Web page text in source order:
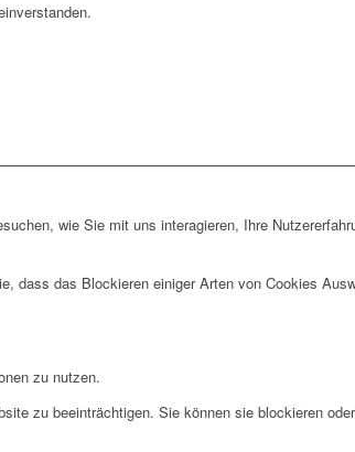
wie Sie mit uns interagieren, Ihre
dass das Blockieren einiger Arten von Cookies
zu nutzen.
zu beeinträchtigen. Sie können sie blockieren